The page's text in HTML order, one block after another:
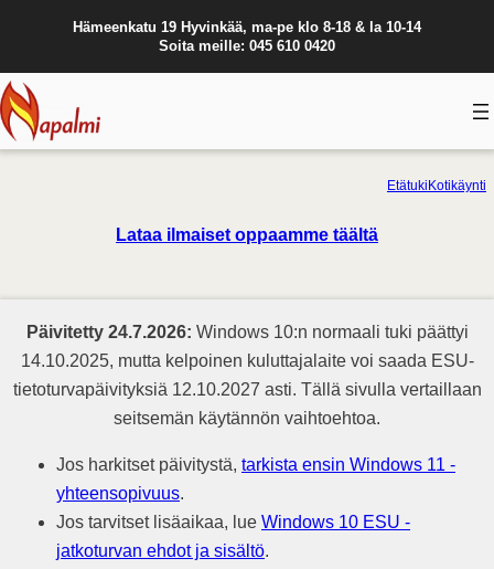
Hämeenkatu 19 Hyvinkää, ma-pe klo 8-18 & la 10-14
Soita meille: 045 610 0420
Etätuki Kotikäynti
Lataa ilmaiset oppaamme täältä
Päivitetty 24.7.2026: Windows 10:n normaali tuki päättyi
14.10.2025, mutta kelpoinen kuluttajalaite voi saada ESU-
tietoturvapäivityksiä 12.10.2027 asti. Tällä sivulla vertaillaan
seitsemän käytännön vaihtoehtoa.
Jos harkitset päivitystä, tarkista ensin Windows 11 -
yhteensopivuus.
Jos tarvitset lisäaikaa, lue Windows 10 ESU -
jatkoturvan ehdot ja sisältö.